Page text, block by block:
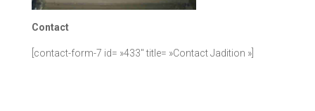
Contact
[contact-form-7 id= »433″ title= »Contact Jadition »]